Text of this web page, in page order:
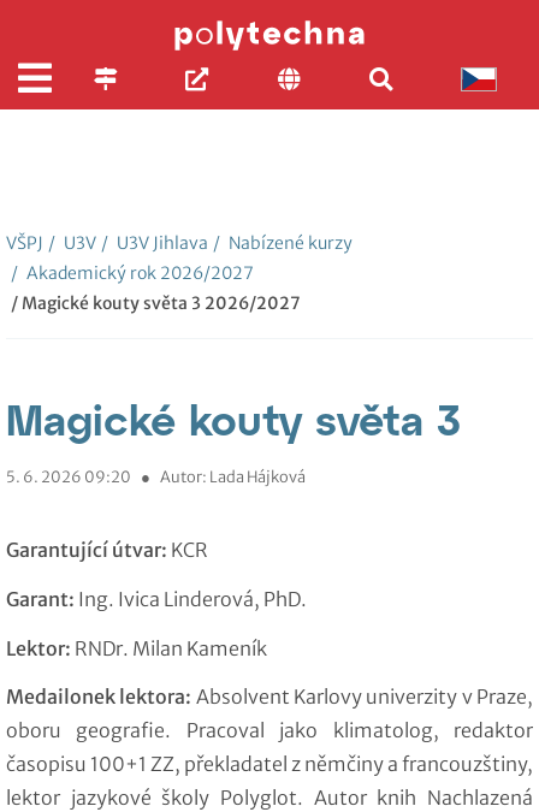
VŠPJ / U3V / U3V Jihlava / Nabízené kurzy
/ Akademický rok 2026/2027
/ Magické kouty světa 3 2026/2027
Magické kouty světa 3
5. 6. 2026 09:20 ● Autor: Lada Hájková
Garantující útvar: KCR
Garant: Ing. Ivica Linderová, PhD.
Lektor: RNDr. Milan Kameník
Medailonek lektora: Absolvent Karlovy univerzity v Praze,
oboru geografie. Pracoval jako klimatolog, redaktor
časopisu 100+1 ZZ, překladatel z němčiny a francouzštiny,
lektor jazykové školy Polyglot. Autor knih Nachlazená